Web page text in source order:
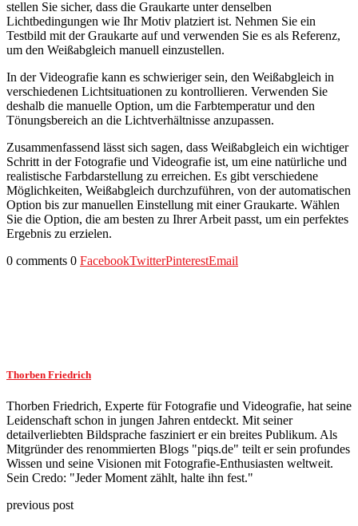
stellen Sie sicher, dass die Graukarte unter denselben
Lichtbedingungen wie Ihr Motiv platziert ist. Nehmen Sie ein
Testbild mit der Graukarte auf und verwenden Sie es als Referenz,
um den Weißabgleich manuell einzustellen.
In der Videografie kann es schwieriger sein, den Weißabgleich in
verschiedenen Lichtsituationen zu kontrollieren. Verwenden Sie
deshalb die manuelle Option, um die Farbtemperatur und den
Tönungsbereich an die Lichtverhältnisse anzupassen.
Zusammenfassend lässt sich sagen, dass Weißabgleich ein wichtiger
Schritt in der Fotografie und Videografie ist, um eine natürliche und
realistische Farbdarstellung zu erreichen. Es gibt verschiedene
Möglichkeiten, Weißabgleich durchzuführen, von der automatischen
Option bis zur manuellen Einstellung mit einer Graukarte. Wählen
Sie die Option, die am besten zu Ihrer Arbeit passt, um ein perfektes
Ergebnis zu erzielen.
0 comments 0 FacebookTwitterPinterestEmail
Thorben Friedrich
Thorben Friedrich, Experte für Fotografie und Videografie, hat seine
Leidenschaft schon in jungen Jahren entdeckt. Mit seiner
detailverliebten Bildsprache fasziniert er ein breites Publikum. Als
Mitgründer des renommierten Blogs "piqs.de" teilt er sein profundes
Wissen und seine Visionen mit Fotografie-Enthusiasten weltweit.
Sein Credo: "Jeder Moment zählt, halte ihn fest."
previous post